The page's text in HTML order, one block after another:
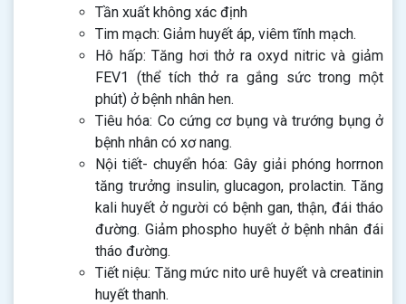
Tần xuất không xác định
Tim mạch: Giảm huyết áp, viêm tĩnh mạch.
Hô hấp: Tăng hơi thở ra oxyd nitric và giảm
FEV1 (thể tích thở ra gắng sức trong một
phút) ở bệnh nhân hen.
Tiêu hóa: Co cứng cơ bụng và trướng bụng ở
bệnh nhân có xơ nang.
Nội tiết- chuyển hóa: Gây giải phóng horrnon
tăng trưởng insulin, glucagon, prolactin. Tăng
kali huyết ở người có bệnh gan, thận, đái tháo
đường. Giảm phospho huyết ở bệnh nhân đái
tháo đường.
Tiết niệu: Tăng mức nito urê huyết và creatinin
huyết thanh.